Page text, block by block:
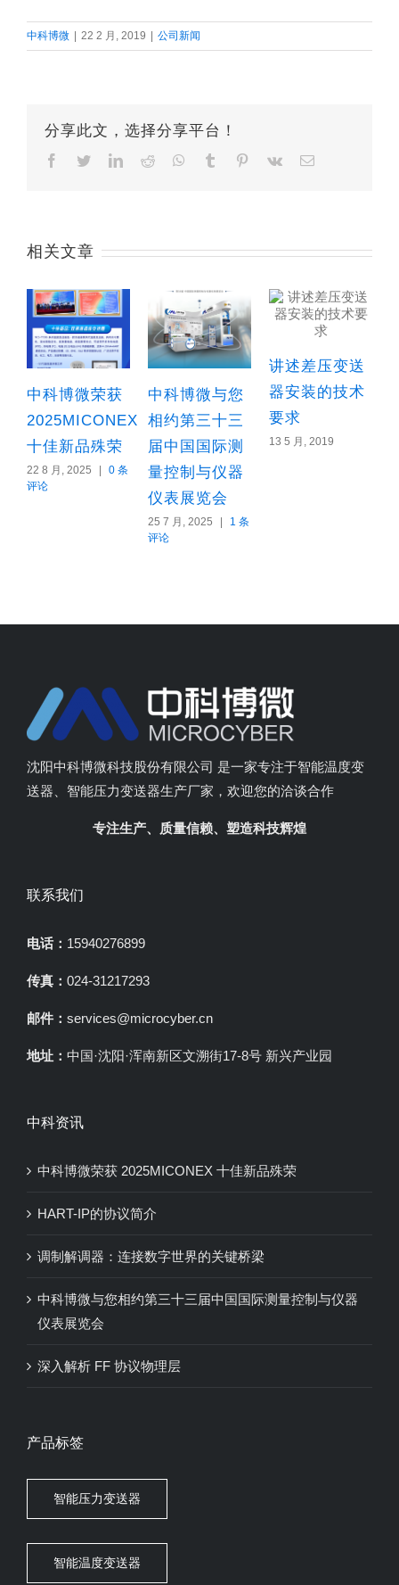
中科博微 22 2 月, 2019 公司新闻
分享此文，选择分享平台！
Facebook
TwitterLinkedIn
Reddit Whatsapp
Tumblr Pinterest
Vk Email
相关文章
中科博微荣获
2025MICONEX
十佳新品殊荣
22 8 月, 2025 |
0 条
评论
中科博微与您
相约第三十三
届中国国际测
量控制与仪器
仪表展览会
25 7 月, 2025 |
1 条
评论
讲述差压变送
器安装的技术
要求
13 5 月, 2019
沈阳中科博微科技股份有限公司 是一家专注于智能温度变
送器、智能压力变送器生产厂家，欢迎您的洽谈合作
专注生产、质量信赖、塑造科技辉煌
联系我们
电话： 15940276899
传真： 024-31217293
邮件： services@microcyber.cn
地址： 中国·沈阳·浑南新区文溯街17-8号 新兴产业园
中科资讯
中科博微荣获 2025MICONEX 十佳新品殊荣
HART-IP的协议简介
调制解调器：连接数字世界的关键桥梁
中科博微与您相约第三十三届中国国际测量控制与仪器
仪表展览会
深入解析 FF 协议物理层
产品标签
智能压力变送器
智能温度变送器